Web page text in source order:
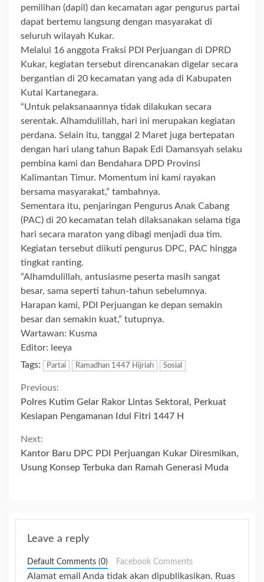
pemilihan (dapil) dan kecamatan agar pengurus partai
dapat bertemu langsung dengan masyarakat di
seluruh wilayah Kukar.
Melalui 16 anggota Fraksi PDI Perjuangan di DPRD
Kukar, kegiatan tersebut direncanakan digelar secara
bergantian di 20 kecamatan yang ada di Kabupaten
Kutai Kartanegara.
“Untuk pelaksanaannya tidak dilakukan secara
serentak. Alhamdulillah, hari ini merupakan kegiatan
perdana. Selain itu, tanggal 2 Maret juga bertepatan
dengan hari ulang tahun Bapak Edi Damansyah selaku
pembina kami dan Bendahara DPD Provinsi
Kalimantan Timur. Momentum ini kami rayakan
bersama masyarakat,” tambahnya.
Sementara itu, penjaringan Pengurus Anak Cabang
(PAC) di 20 kecamatan telah dilaksanakan selama tiga
hari secara maraton yang dibagi menjadi dua tim.
Kegiatan tersebut diikuti pengurus DPC, PAC hingga
tingkat ranting.
“Alhamdulillah, antusiasme peserta masih sangat
besar, sama seperti tahun-tahun sebelumnya.
Harapan kami, PDI Perjuangan ke depan semakin
besar dan semakin kuat,” tutupnya.
Wartawan: Kusma
Editor: leeya
Tags:
Partai Ramadhan 1447 Hijriah Sosial
Continue
Reading
Previous:
Polres Kutim Gelar Rakor Lintas Sektoral, Perkuat
Kesiapan Pengamanan Idul Fitri 1447 H
Next:
Kantor Baru DPC PDI Perjuangan Kukar Diresmikan,
Usung Konsep Terbuka dan Ramah Generasi Muda
Leave a reply
Default Comments (0) Facebook Comments
Alamat email Anda tidak akan dipublikasikan. Ruas